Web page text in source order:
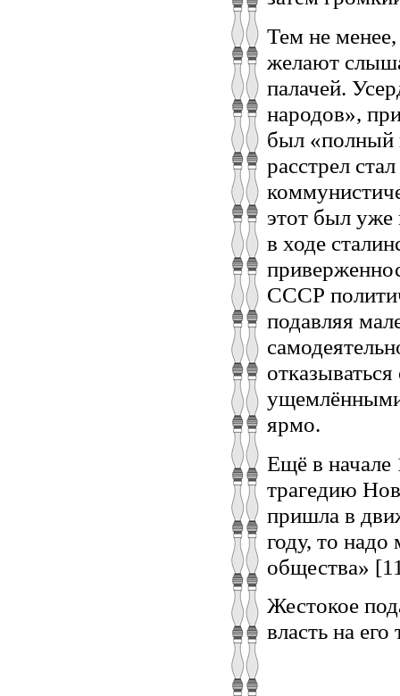
Тем не
желают
палачей.
народов»,
был «полный
расстрел
этот был уже
в ходе
СССР
подавляя
ущемлёнными
ярмо.
Ещё в начале
трагедию
пришла в
году, то
общества»
Жестокое
власть на